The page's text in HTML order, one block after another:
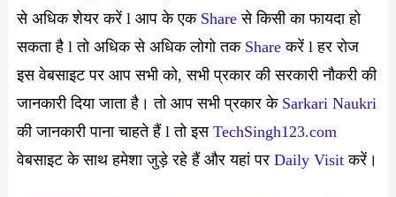
से अधिक शेयर करें l आप के एक Shareसे किसी का फायदा हो
सकता है l तो अधिक से अधिक लोगो तकShareकरें l हर रोज
इस वेबसाइट पर आप सभी को, सभी प्रकार की सरकारी नौकरी की
जानकारी दिया जाता है। तो आप सभी प्रकार केSarkari Naukri
की जानकारी पाना चाहते हैं l तो इस TechSingh123.com
वेबसाइट के साथ हमेशा जुड़े रहे हैं और यहां पर Daily Visitकरें।